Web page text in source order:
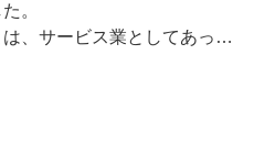
。
ないミスであると痛感しております。
に申し訳ございません。